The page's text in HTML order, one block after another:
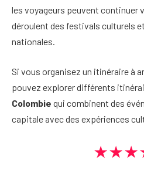
les voyageurs peuvent continuer
déroulent des festivals culturels
nationales.
Si vous organisez un itinéraire à
pouvez explorer différents
Colombie qui combinent des
capitale avec des expériences